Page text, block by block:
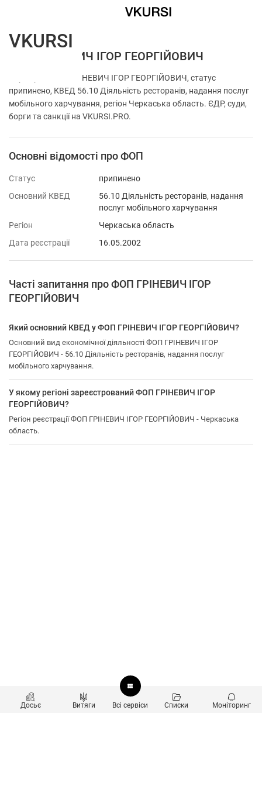
ФОП ГРІНЕВИЧ ІГОР ГЕОРГІЙОВИЧ
Перевірка ФОП ГРІНЕВИЧ ІГОР ГЕОРГІЙОВИЧ, статус
припинено, КВЕД 56.10 Діяльність ресторанів, надання послуг
мобільного харчування, регіон Черкаська область. ЄДР, суди,
борги та санкції на VKURSI.PRO.
Основні відомості про ФОП
Статус
припинено
Основний КВЕД
56.10 Діяльність ресторанів, надання
послуг мобільного харчування
Регіон
Черкаська область
Дата реєстрації
16.05.2002
Часті запитання про ФОП ГРІНЕВИЧ ІГОР
ГЕОРГІЙОВИЧ
Який основний КВЕД у ФОП ГРІНЕВИЧ ІГОР ГЕОРГІЙОВИЧ?
Основний вид економічної діяльності ФОП ГРІНЕВИЧ ІГОР
ГЕОРГІЙОВИЧ - 56.10 Діяльність ресторанів, надання послуг
мобільного харчування.
У якому регіоні зареєстрований ФОП ГРІНЕВИЧ ІГОР
ГЕОРГІЙОВИЧ?
Регіон реєстрації ФОП ГРІНЕВИЧ ІГОР ГЕОРГІЙОВИЧ - Черкаська
область.
Досьє Витяги Всі сервіси Списки Моніторинг
VKURSI